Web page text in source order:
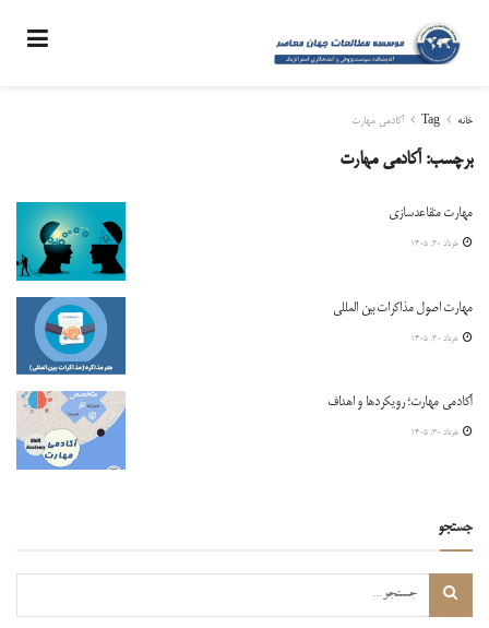
خانه Tag آکادمی مهارت
برچسب:آکادمی مهارت
مهارت متقاعدسازی
خرداد ۳۰, ۱۴۰۵
مهارت اصول مذاکرات بین المللی
خرداد ۳۰, ۱۴۰۵
آکادمی مهارت؛ رویکردها و اهداف
خرداد ۳۰, ۱۴۰۵
جستجو